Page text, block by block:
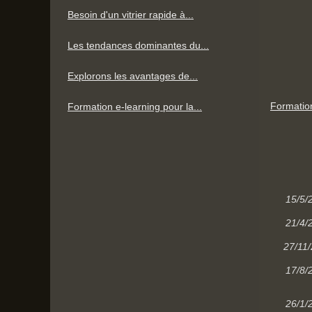
15/5/
21/4/
27/
17/8/
26/1/
Besoin d'un vitrier rapide à...
Les tendances dominantes du...
Explorons les avantages de...
Formation e-learning pour la...